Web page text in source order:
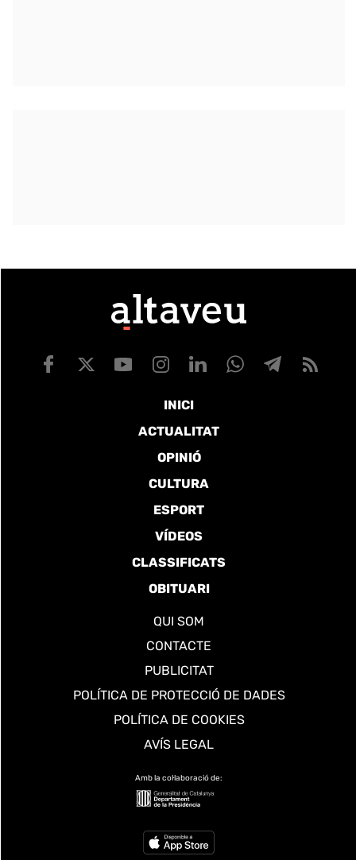
INICI
ACTUALITAT
OPINIÓ
CULTURA
ESPORT
VÍDEOS
CLASSIFICATS
OBITUARI
QUI SOM
CONTACTE
PUBLICITAT
POLÍTICA DE PROTECCIÓ DE DADES
POLÍTICA DE COOKIES
AVÍS LEGAL
Amb la col·laboració de: